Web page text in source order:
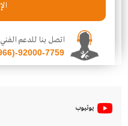
اتصل بنا للدعم الفني
92000-7759
يوتيوب